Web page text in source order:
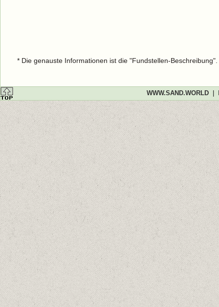
* Die genauste Informationen ist die "Fundstellen-
WWW.SAND.WORLD|